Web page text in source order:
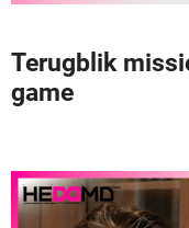
Terugblik
game